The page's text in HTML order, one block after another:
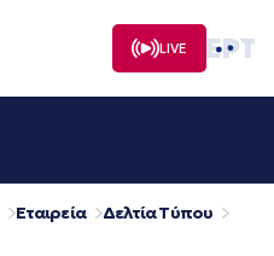
LIVE
Εταιρεία
Δελτία Τύπου